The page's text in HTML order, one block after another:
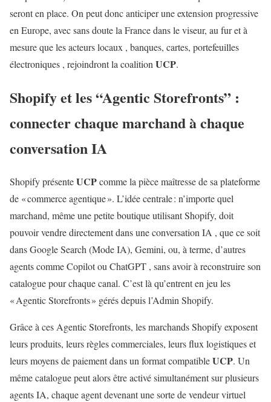
seront en place. On peut donc anticiper une extension progressive
en Europe, avec sans doute la France dans le viseur, au fur et à
mesure que les acteurs locaux , banques, cartes, portefeuilles
électroniques , rejoindront la coalitionUCP.
Shopify et les “Agentic Storefronts” :
connecter chaque marchand à chaque
conversation IA
Shopify présenteUCPcomme la pièce maîtresse de sa plateforme
de « commerce agentique ». L’idée centrale : n’importe quel
marchand, même une petite boutique utilisant Shopify, doit
pouvoir vendre directement dans une conversation IA , que ce soit
dans Google Search (Mode IA), Gemini, ou, à terme, d’autres
agents comme Copilot ou ChatGPT , sans avoir à reconstruire son
catalogue pour chaque canal. C’est là qu’entrent en jeu les
« Agentic Storefronts » gérés depuis l’Admin Shopify.
Grâce à ces Agentic Storefronts, les marchands Shopify exposent
leurs produits, leurs règles commerciales, leurs flux logistiques et
leurs moyens de paiement dans un format compatibleUCP. Un
même catalogue peut alors être activé simultanément sur plusieurs
agents IA, chaque agent devenant une sorte de vendeur virtuel